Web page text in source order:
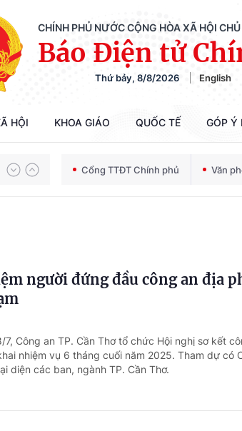
CHÍNH PHỦ NƯỚC CỘNG HÒA XÃ HỘI
Báo Điện tử
Thứ bảy, 8/8/2026 English
HỘI KHOA GIÁO QUỐC TẾ GÓP Ý
Cổng TTĐT Chính phủ Văn
người đứng đầu công an địa
7, Công an TP. Cần Thơ tổ chức Hội nghị sơ kết
nhiệm vụ 6 tháng cuối năm 2025. Tham dự có
diện các ban, ngành TP. Cần Thơ.